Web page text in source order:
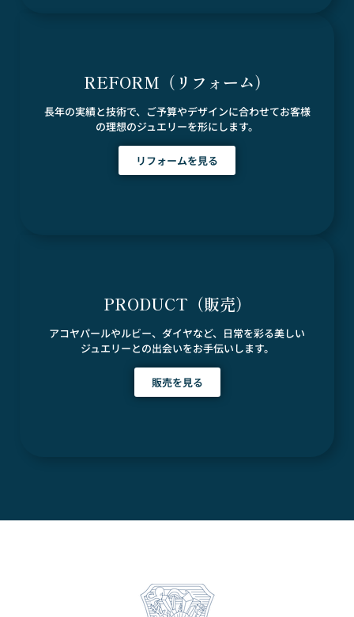
REFORM（リフォーム）
長年の実績と技術で、ご予算やデザインに合わせてお客様
の理想のジュエリーを形にします。
リフォームを見る
PRODUCT（販売）
アコヤパールやルビー、ダイヤなど、日常を彩る美しい
ジュエリーとの出会いをお手伝いします。
販売を見る